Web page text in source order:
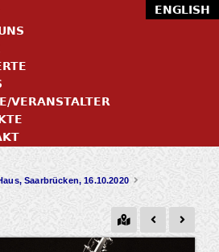
Saarbrücken, 16.10.2020
VERANSTALTER
ENGLISH